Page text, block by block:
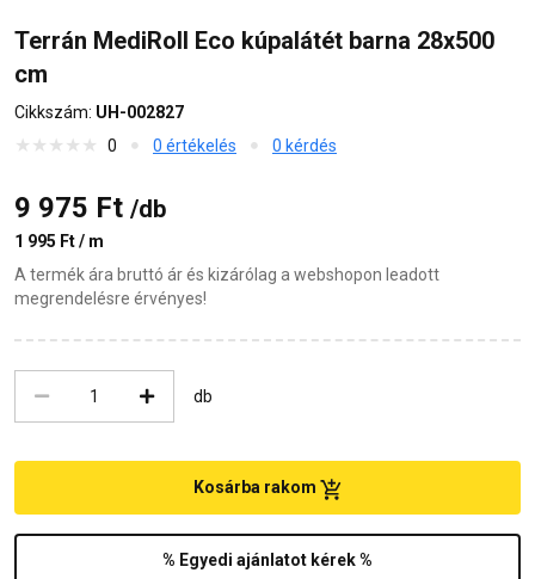
Terrán MediRoll Eco kúpalátét barna 28x500
cm
Cikkszám: UH-002827
0
0 értékelés 0 kérdés
9 975 Ft /db
1 995 Ft / m
A termék ára bruttó ár és kizárólag a webshopon leadott
megrendelésre érvényes!
db
% Egyedi ajánlatot kérek %
Kosárba rakom